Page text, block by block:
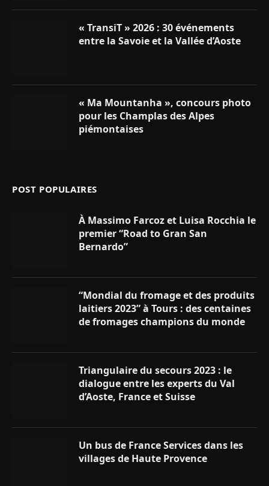
« TransiT » 2026 : 30 événements
entre la Savoie et la Vallée d’Aoste
« Ma Mountanha », concours photo
pour les Champlas des Alpes
piémontaises
POST POPULAIRES
À Massimo Farcoz et Luisa Rocchia le
premier “Road to Gran San
Bernardo”
“Mondial du fromage et des produits
laitiers 2023” à Tours : des centaines
de fromages champions du monde
Triangulaire du secours 2023 : le
dialogue entre les experts du Val
d’Aoste, France et Suisse
Un bus de France Services dans les
villages de Haute Provence